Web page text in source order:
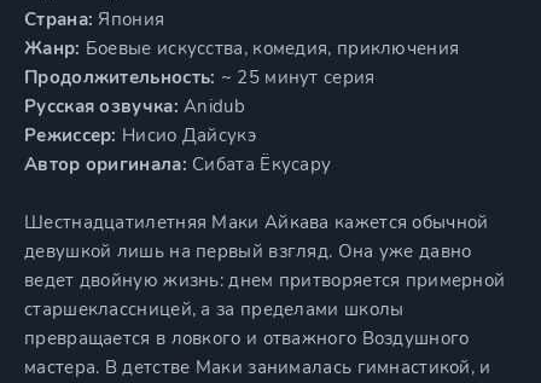
Страна: Япония
Жанр: Боевые искусства, комедия, приключения
Продолжительность: ~ 25 минут серия
Русская озвучка: Anidub
Режиссер: Нисио Дайсукэ
Автор оригинала: Сибата Ёкусару
Шестнадцатилетняя Маки Айкава кажется обычной
девушкой лишь на первый взгляд. Она уже давно
ведет двойную жизнь: днем притворяется примерной
старшеклассницей, а за пределами школы
превращается в ловкого и отважного Воздушного
мастера. В детстве Маки занималась гимнастикой, и